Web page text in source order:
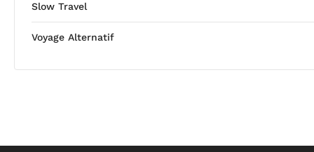
Slow Travel
Voyage Alternatif